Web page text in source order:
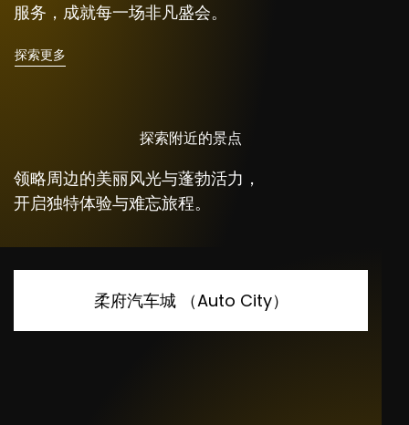
服务，成就每一场非凡盛会。
探索更多
探索附近的景点
领略周边的美丽风光与蓬勃活力，
开启独特体验与难忘旅程。
柔府汽车城 （Auto City）